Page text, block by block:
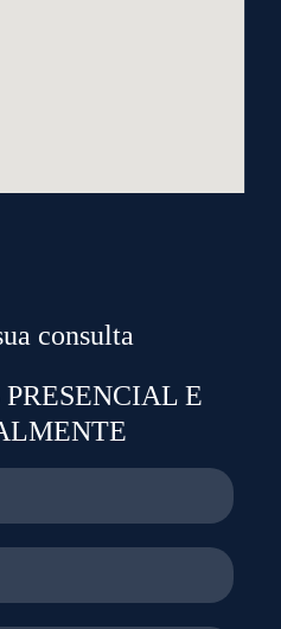
consulta
E